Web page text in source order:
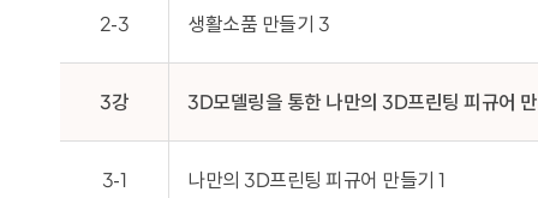
2-3 생활소품 만들기 3
3강 3D모델링을 통한 나만의 3D프린팅 피규어
3-1 나만의 3D프린팅 피규어 만들기 1